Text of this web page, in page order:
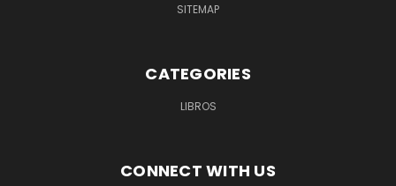
SITEMAP
CATEGORIES
LIBROS
CONNECT WITH US